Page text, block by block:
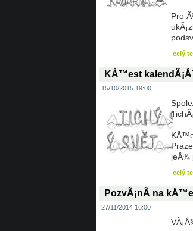
Pro
celý
KÅ™est
15/10/2015 19:00
jeÅ¾
celý
PozvÃ¡nÃ­ na
27/11/2014 16:00